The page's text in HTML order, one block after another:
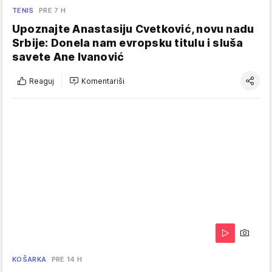
TENIS PRE 7 H
Upoznajte Anastasiju Cvetković, novu nadu
Srbije: Donela nam evropsku titulu i sluša
savete Ane Ivanović
Reaguj Komentariši
KOŠARKA PRE 14 H